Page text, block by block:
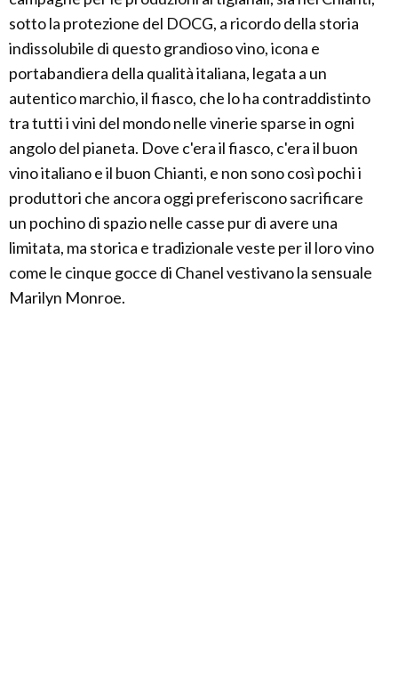
sotto la protezione del DOCG, a ricordo della storia
indissolubile di questo grandioso vino, icona e
portabandiera della qualità italiana, legata a un
autentico marchio, il fiasco, che lo ha contraddistinto
tra tutti i vini del mondo nelle vinerie sparse in ogni
angolo del pianeta. Dove c'era il fiasco, c'era il buon
vino italiano e il buon Chianti, e non sono così pochi i
produttori che ancora oggi preferiscono sacrificare
un pochino di spazio nelle casse pur di avere una
limitata, ma storica e tradizionale veste per il loro vino
come le cinque gocce di Chanel vestivano la sensuale
Marilyn Monroe.